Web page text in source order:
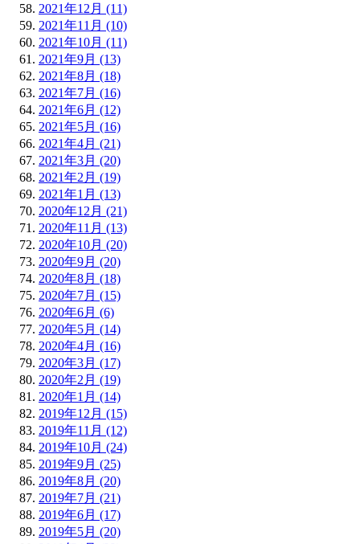
2021年12月 (11)
2021年11月 (10)
2021年10月 (11)
2021年9月 (13)
2021年8月 (18)
2021年7月 (16)
2021年6月 (12)
2021年5月 (16)
2021年4月 (21)
2021年3月 (20)
2021年2月 (19)
2021年1月 (13)
2020年12月 (21)
2020年11月 (13)
2020年10月 (20)
2020年9月 (20)
2020年8月 (18)
2020年7月 (15)
2020年6月 (6)
2020年5月 (14)
2020年4月 (16)
2020年3月 (17)
2020年2月 (19)
2020年1月 (14)
2019年12月 (15)
2019年11月 (12)
2019年10月 (24)
2019年9月 (25)
2019年8月 (20)
2019年7月 (21)
2019年6月 (17)
2019年5月 (20)